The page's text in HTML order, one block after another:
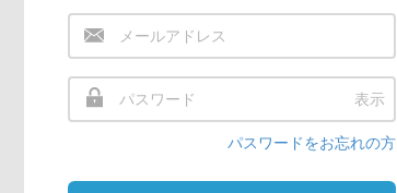
表示
パスワードをお忘れの方